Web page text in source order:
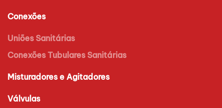
Conexões
Uniões Sanitárias
Conexões Tubulares Sanitárias
Misturadores e Agitadores
Válvulas